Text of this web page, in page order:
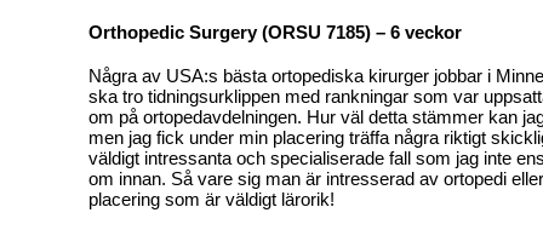
Orthopedic Surgery (ORSU 7185) – 6 veckor
Några av USA:s bästa ortopediska kirurger jobbar i
ska tro tidningsurklippen med rankningar som var
om på ortopedavdelningen. Hur väl detta stämmer kan
men jag fick under min placering träffa några riktigt
väldigt intressanta och specialiserade fall som jag inte
om innan. Så vare sig man är intresserad av ortopedi
placering som är väldigt lärorik!